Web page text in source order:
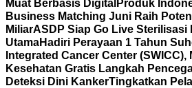
Muat Berbasis Digital Produk
Business Matching Juni Raih
MiliarASDP Siap Go Live Sterilisasi
UtamaHadiri Perayaan 1 Tahun
Integrated Cancer Center
Kesehatan Gratis Langkah
Deteksi Dini KankerTingkatkan